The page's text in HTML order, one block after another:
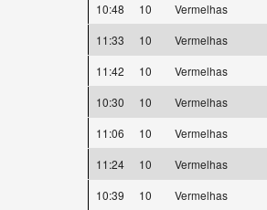
10:48
10
Vermelhas
11:33
10
Vermelhas
11:42
10
Vermelhas
10:30
10
Vermelhas
11:06
10
Vermelhas
11:24
10
Vermelhas
10:39
10
Vermelhas